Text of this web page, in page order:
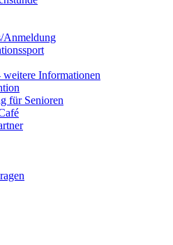
Anmeldung
weitere Informationen
für Senioren